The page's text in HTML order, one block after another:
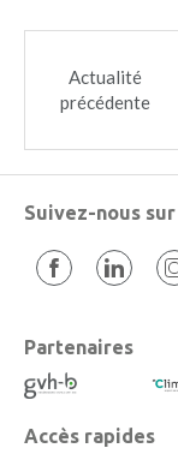
Actualité
précédente
Suivez-nous
Partenaires
Accès rapides